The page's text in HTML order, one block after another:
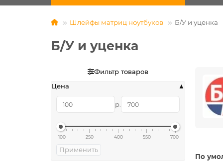
Шлейфы матриц ноутбуков Б/У и уценка
Б/У и уценка
Фильтр товаров
Цена
р.
100 250 400 550 700
Применить
По